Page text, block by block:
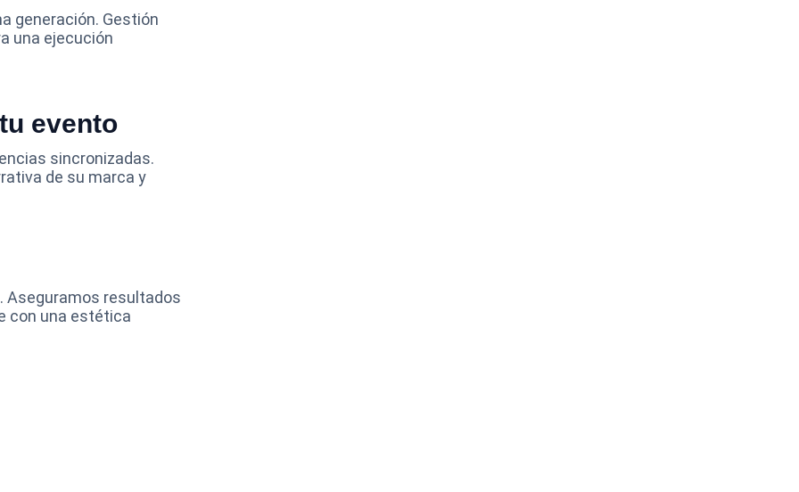
evento
sincronizadas.
de su marca y
Aseguramos resultados
con una estética
generación. Gestión
una ejecución